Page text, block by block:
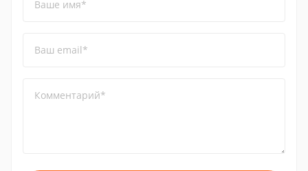
Ваше имя*
Ваш email*
Комментарий*